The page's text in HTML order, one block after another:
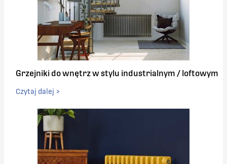
Grzejniki do wnętrz w stylu industrialnym / loftowym
Czytaj dalej >